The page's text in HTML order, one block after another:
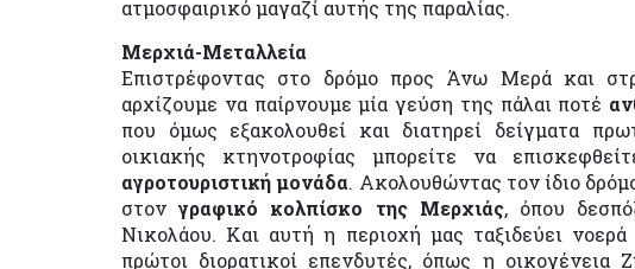
ατμοσφαιρικό μαγαζί αυτής της παραλίας.
Μερχιά-Μεταλλεία
Επιστρέφοντας στο δρόμο προς Άνω Μερά και
αρχίζουμε να παίρνουμε μία γεύση της πάλαι ποτέ
που όμως εξακολουθεί και διατηρεί δείγματα
οικιακής κτηνοτροφίας μπορείτε να
αγροτουριστική μονάδα. Ακολουθώντας τον ίδιο
στονγραφικό κολπίσκο της Μερχιάς, όπου
Νικολάου. Και αυτή η περιοχή μας ταξιδεύει
πρώτοι διορατικοί επενδυτές, όπως η οικογένεια